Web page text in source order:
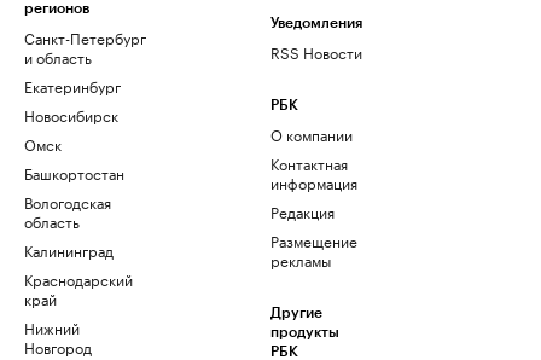
регионов
Санкт-Петербург
и область
Екатеринбург
Новосибирск
Омск
Башкортостан
Вологодская
область
Калининград
Краснодарский
край
Нижний
Новгород
Уведомления
RSS Новости
РБК
О компании
Контактная
информация
Редакция
Размещение
рекламы
Другие
продукты
РБК